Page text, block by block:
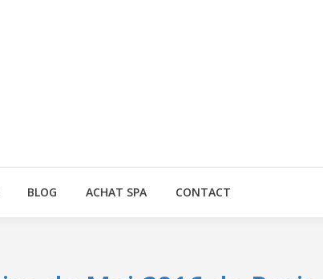
BLOG ACHAT SPA CONTACT